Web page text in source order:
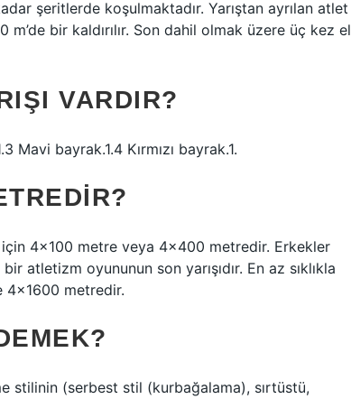
şeritlerde koşulmaktadır. Yarıştan ayrılan atlet
bir kaldırılır. Son dahil olmak üzere üç kez el
VARDIR?
Mavi bayrak.1.4 Kırmızı bayrak.1.
için 4×100 metre veya 4×400 metredir. Erkekler
atletizm oyununun son yarışıdır. En az sıklıkla
4×1600 metredir.
stilinin (serbest stil (kurbağalama), sırtüstü,